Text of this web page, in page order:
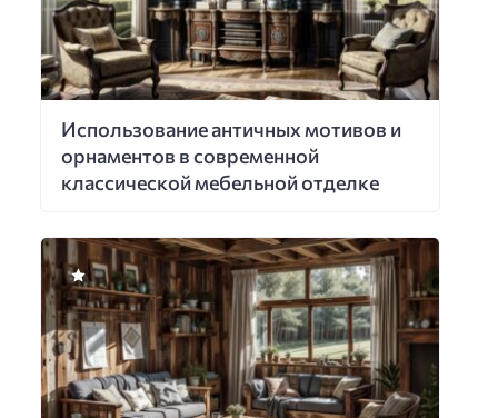
Использование античных мотивов и
орнаментов в современной
классической мебельной отделке